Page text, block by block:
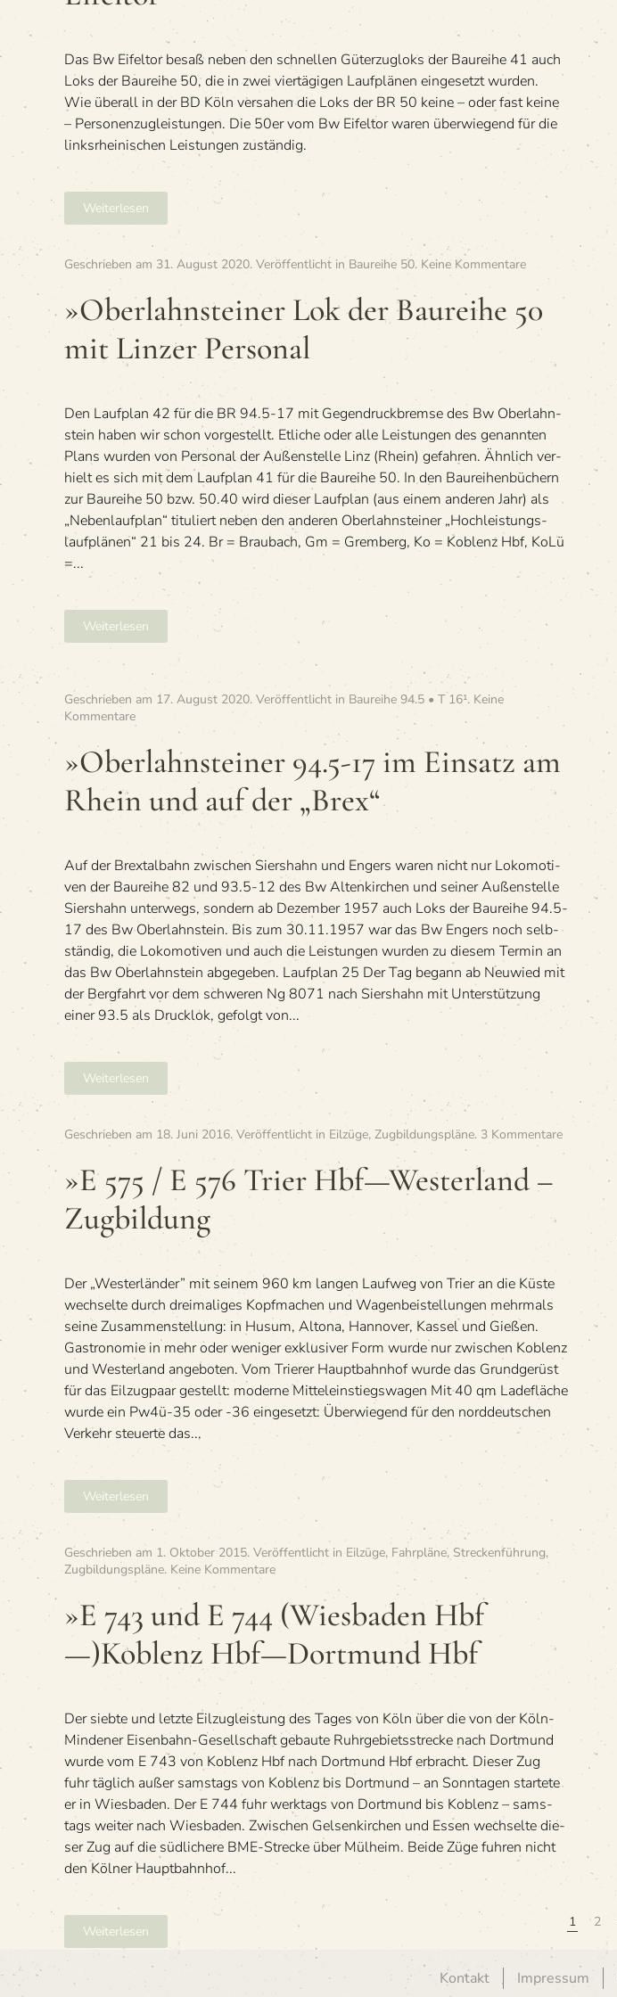
Eifeltor
Das Bw Eifeltor besaß neben den schnellen Güterzugloks der Baureihe 41 auch
Loks der Baureihe 50, die in zwei viertägigen Laufplänen eingesetzt wurden.
Wie überall in der BD Köln versahen die Loks der BR 50 keine – oder fast keine
– Personenzugleistungen. Die 50er vom Bw Eifeltor waren überwiegend für die
linksrheinischen Leistungen zuständig.
Weiterlesen
Geschrieben am 31. August 2020. Veröffentlicht in Baureihe 50. Keine Kommentarezu
»Ober­
stei­
ner
der
50
mit
Lin­
zer
Personal
»Ober­lahn­stei­ner Lok der Bau­reihe 50
mit Lin­zer Personal
Den Lauf­plan 42 für die BR 94.5-17 mit Gegen­druck­bremse des Bw Ober­lahn­
stein haben wir schon vor­ge­stellt. Etli­che oder alle Leis­tun­gen des genann­ten
Plans wur­den von Per­so­nal der Außen­stelle Linz (Rhein) gefah­ren. Ähn­lich ver­
hielt es sich mit dem Lauf­plan 41 für die Bau­reihe 50. In den Bau­rei­hen­bü­chern
zur Bau­reihe 50 bzw. 50.40 wird die­ser Lauf­plan (aus einem ande­ren Jahr) als
„Neben­lauf­plan“ titu­liert neben den ande­ren Ober­lahn­stei­ner „Hoch­leis­tungs­
lauf­plä­nen“ 21 bis 24. Br = Brau­bach, Gm = Grem­berg, Ko = Koblenz Hbf, KoLü
=...
Weiterlesen
Geschrieben am 17. August 2020. Veröffentlicht in Baureihe 94.5 • T 16¹. Keine
Kommentarezu
»Ober­
lahn­
stei­
94.5-
satz
am
Rhein
und
auf
der
„Brex“
»Ober­lahn­stei­ner 94.5-17 im Ein­satz am
Rhein und auf der „Brex“
Auf der Brex­tal­bahn zwi­schen Siers­hahn und Engers waren nicht nur Loko­mo­ti­
ven der Bau­reihe 82 und 93.5-12 des Bw Alten­kir­chen und sei­ner Außen­stelle
Siers­hahn unter­wegs, son­dern ab Dezem­ber 1957 auch Loks der Bau­reihe 94.5-
17 des Bw Ober­lahn­stein. Bis zum 30.11.1957 war das Bw Engers noch selb­
stän­dig, die Loko­mo­ti­ven und auch die Leis­tun­gen wur­den zu die­sem Ter­min an
das Bw Ober­lahn­stein abgegeben. Lauf­plan 25 Der Tag begann ab Neu­wied mit
der Berg­fahrt vor dem schwe­ren Ng 8071 nach Siers­hahn mit Unter­stüt­zung
einer 93.5 als Druck­lok, gefolgt von...
Weiterlesen
Geschrieben am 18. Juni 2016. Veröffentlicht in Eilzüge, Zugbildungspläne. 3 Kommentarezu
»E
—
»E 575 / E 576 Trier Hbf—Westerland –
Zugbildung
Der „Wes­ter­län­der” mit sei­nem 960 km lan­gen Lauf­weg von Trier an die Küste
wech­selte durch drei­ma­li­ges Kopf­ma­chen und Wagen­bei­stel­lun­gen mehr­mals
seine Zusam­men­stel­lung: in Husum, Altona, Han­no­ver, Kas­sel und Gie­ßen.
Gas­tro­no­mie in mehr oder weni­ger exklu­si­ver Form wurde nur zwi­schen Koblenz
und Wes­ter­land angeboten. Vom Trie­rer Haupt­bahn­hof wurde das Grund­ge­rüst
für das Eil­zug­paar gestellt: moderne Mitteleinstiegswagen Mit 40 qm Lade­flä­che
wurde ein Pw4ü-35 oder -36 eingesetzt: Über­wie­gend für den nord­deut­schen
Ver­kehr steu­erte das...
Weiterlesen
Geschrieben am 1. Oktober 2015. Veröffentlicht in Eilzüge, Fahrpläne, Streckenführung,
Zugbildungspläne. Keine Kommentarezu
743
und
(Wies­
—)Koblenz
Hbf
—
Dortmund
Hbf
»E 743 und E 744 (Wies­ba­den Hbf
—)Koblenz Hbf—Dortmund Hbf
Der siebte und letzte Eil­zug­leis­tung des Tages von Köln über die von der Köln-
Min­de­ner Eisen­bahn-Gesell­schaft gebaute Ruhr­ge­biets­stre­cke nach Dort­mund
wurde vom E 743 von Koblenz Hbf nach Dort­mund Hbf erbracht. Die­ser Zug
fuhr täg­lich außer sams­tags von Koblenz bis Dort­mund – an Sonn­ta­gen star­tete
er in Wies­ba­den. Der E 744 fuhr werk­tags von Dort­mund bis Koblenz – sams­
tags wei­ter nach Wies­ba­den. Zwi­schen Gel­sen­kir­chen und Essen wech­selte die­
ser Zug auf die süd­li­chere BME-Stre­cke über Mülheim. Beide Züge fuh­ren nicht
den Köl­ner Haupt­bahn­hof...
Weiterlesen
1 2
Kontakt Impressum